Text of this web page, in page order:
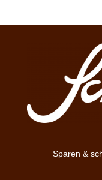
Sparen &